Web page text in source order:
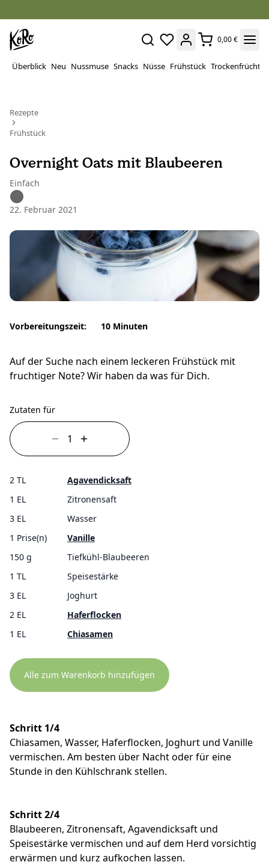
0,00 €
Überblick Neu Nussmuse Snacks Nüsse Frühstück Trockenfrüchte
Rezepte
Frühstück
Overnight Oats mit Blaubeeren
Einfach
22. Februar 2021
Vorbereitungszeit: 10 Minuten
Auf der Suche nach einem leckeren Frühstück mit
fruchtiger Note? Wir haben da was für Dich.
Zutaten für
2 TL
Agavendicksaft
1 EL
Zitronensaft
3 EL
Wasser
1 Prise(n)
Vanille
150 g
Tiefkühl-Blaubeeren
1 TL
Speisestärke
3 EL
Joghurt
2 EL
Haferflocken
1 EL
Chiasamen
Alle zum Warenkorb hinzufügen
Schritt 1/4
Chiasamen, Wasser, Haferflocken, Joghurt und Vanille
vermischen. Am besten über Nacht oder für eine
Stunde in den Kühlschrank stellen.
Schritt 2/4
Blaubeeren, Zitronensaft, Agavendicksaft und
Speisestärke vermischen und auf dem Herd vorsichtig
erwärmen und kurz aufkochen lassen.